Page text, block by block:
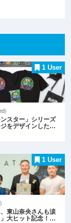
1 User
ンスター」シリーズ
をデザインした…
1 User
東山奈央さんも涙
大ヒット記念！…